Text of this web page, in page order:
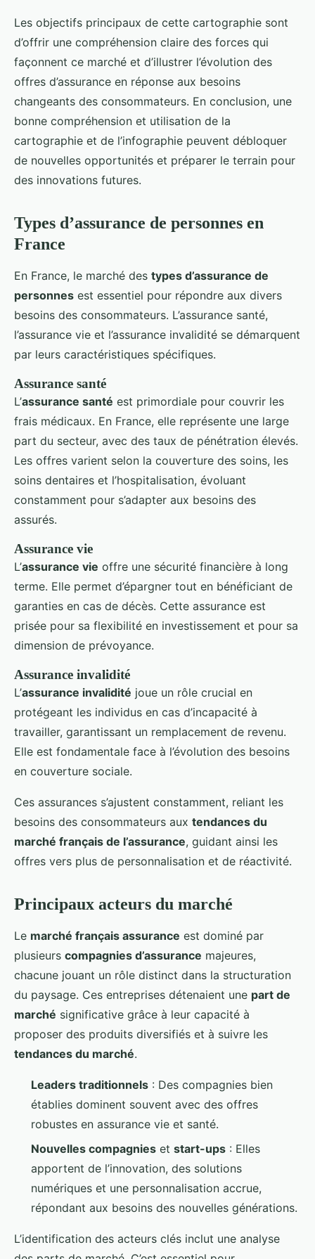
Les objectifs principaux de cette cartographie sont
d’offrir une compréhension claire des forces qui
façonnent ce marché et d’illustrer l’évolution des
offres d’assurance en réponse aux besoins
changeants des consommateurs. En conclusion, une
bonne compréhension et utilisation de la
cartographie et de l’infographie peuvent débloquer
de nouvelles opportunités et préparer le terrain pour
des innovations futures.
Types d’assurance de personnes en
France
En France, le marché des types d’assurance de
personnes est essentiel pour répondre aux divers
besoins des consommateurs. L’assurance santé,
l’assurance vie et l’assurance invalidité se démarquent
par leurs caractéristiques spécifiques.
Assurance santé
L’assurance santé est primordiale pour couvrir les
frais médicaux. En France, elle représente une large
part du secteur, avec des taux de pénétration élevés.
Les offres varient selon la couverture des soins, les
soins dentaires et l’hospitalisation, évoluant
constamment pour s’adapter aux besoins des
assurés.
Assurance vie
L’assurance vie offre une sécurité financière à long
terme. Elle permet d’épargner tout en bénéficiant de
garanties en cas de décès. Cette assurance est
prisée pour sa flexibilité en investissement et pour sa
dimension de prévoyance.
Assurance invalidité
L’assurance invalidité joue un rôle crucial en
protégeant les individus en cas d’incapacité à
travailler, garantissant un remplacement de revenu.
Elle est fondamentale face à l’évolution des besoins
en couverture sociale.
Ces assurances s’ajustent constamment, reliant les
besoins des consommateurs aux tendances du
marché français de l’assurance, guidant ainsi les
offres vers plus de personnalisation et de réactivité.
Principaux acteurs du marché
Le marché français assurance est dominé par
plusieurs compagnies d’assurance majeures,
chacune jouant un rôle distinct dans la structuration
du paysage. Ces entreprises détenaient une part de
marché significative grâce à leur capacité à
proposer des produits diversifiés et à suivre les
tendances du marché.
Leaders traditionnels : Des compagnies bien
établies dominent souvent avec des offres
robustes en assurance vie et santé.
Nouvelles compagnies et start-ups : Elles
apportent de l’innovation, des solutions
numériques et une personnalisation accrue,
répondant aux besoins des nouvelles générations.
L’identification des acteurs clés inclut une analyse